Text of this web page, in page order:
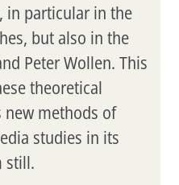
in particular in the
but also in the
Peter Wollen. This
theoretical
methods of
studies in its
still.